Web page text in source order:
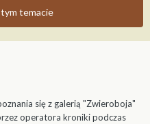
temacie
się z galerią "Zwieroboja"
operatora kroniki podczas